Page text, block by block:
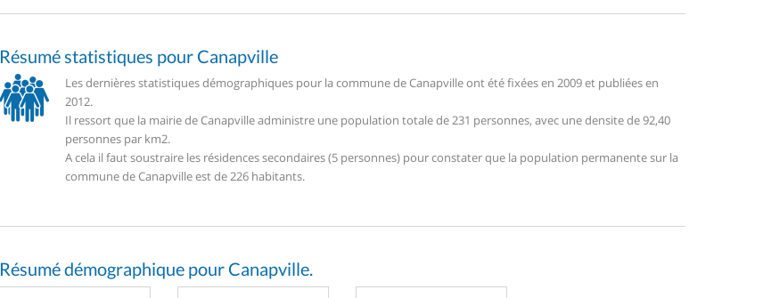
Résumé statistiques pour Canapville
Les dernières statistiques démographiques pour la commune de Canapville ont été fixées en 2009 et publiées en
2012.
Il ressort que la mairie de Canapville administre une population totale de 231 personnes, avec une densite de 92,40
personnes par km2.
A cela il faut soustraire les résidences secondaires (5 personnes) pour constater que la population permanente sur la
commune de Canapville est de 226 habitants.
Résumé démographique pour Canapville.